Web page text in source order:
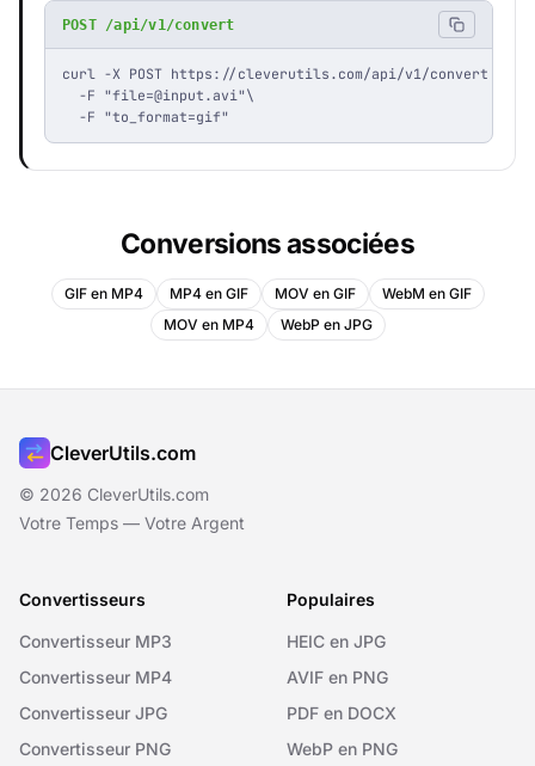
POST /api/v1/convert
curl -X POST https://cleverutils.com/api/v1/convert \
  -F "
file=@input.avi"\
  -F "to_format=gif"
Conversions associées
GIF en MP4 MP4 en GIF MOV en GIF
WebM en GIF
MOV en MP4
WebP en JPG
CleverUtils.com
© 2026 CleverUtils.com
Votre Temps — Votre Argent
Convertisseurs
Convertisseur MP3
Convertisseur MP4
Convertisseur JPG
Convertisseur PNG
Populaires
HEIC en JPG
AVIF en PNG
PDF en DOCX
WebP en PNG